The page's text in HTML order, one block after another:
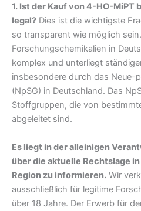
1. Ist der Kauf von 4-HO-MiPT
legal? Dies ist die wichtigste
so transparent wie möglich
Forschungschemikalien in
komplex und unterliegt
insbesondere durch das
(NpSG) in Deutschland. Das
Stoffgruppen, die von
abgeleitet sind.
Es liegt in der alleinigen
über die aktuelle Rechtslage
Region zu informieren. Wir
ausschließlich für legitime
über 18 Jahre. Der Erwerb für